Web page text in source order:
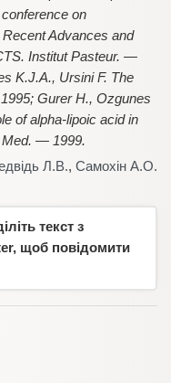
on
Advances and
Institut Pasteur. —
K.J.A., Ursini F. The
Gurer H., Ozgunes
of alpha-lipoic acid in
Med. — 1999.
Л.В., Самохін А.О.
текст з
щоб повідомити